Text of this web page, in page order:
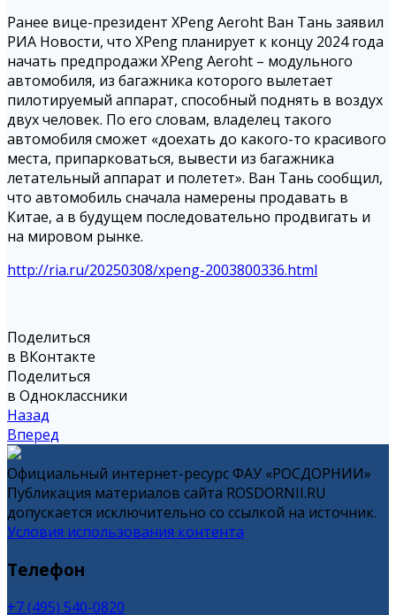
Ранее вице-президент XPeng Aeroht Ван Тань заявил
РИА Новости, что XPeng планирует к концу 2024 года
начать предпродажи XPeng Aeroht – модульного
автомобиля, из багажника которого вылетает
пилотируемый аппарат, способный поднять в воздух
двух человек. По его словам, владелец такого
автомобиля сможет «доехать до какого-то красивого
места, припарковаться, вывести из багажника
летательный аппарат и полетет». Ван Тань сообщил,
что автомобиль сначала намерены продавать в
Китае, а в будущем последовательно продвигать и
на мировом рынке.
http://ria.ru/20250308/xpeng-2003800336.html
Поделиться
в ВКонтакте
Поделиться
в Одноклассники
Назад
Вперед
Официальный интернет-ресурс ФАУ «РОСДОРНИИ»
Публикация материалов сайта ROSDORNII.RU
допускается исключительно со ссылкой на источник.
Условия использования контента
Телефон
+7 (495) 540-0820